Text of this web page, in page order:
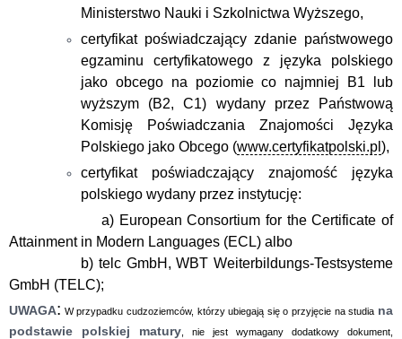
Ministerstwo Nauki i Szkolnictwa Wyższego,
certyfikat poświadczający zdanie państwowego
egzaminu certyfikatowego z języka polskiego
jako obcego na poziomie co najmniej B1 lub
wyższym (B2, C1) wydany przez Państwową
Komisję Poświadczania Znajomości Języka
Polskiego jako Obcego (www.certyfikatpolski.pl ),
certyfikat poświadczający znajomość języka
polskiego wydany przez instytucję:
a) European Consortium for the Certificate of
Attainment in Modern Languages (ECL) albo
b) telc GmbH, WBT Weiterbildungs-Testsysteme
GmbH (TELC);
UWAGA: W przypadku cudzoziemców, którzy ubiegają się o przyjęcie na studia na
podstawie polskiej matury , nie jest wymagany dodatkowy dokument,